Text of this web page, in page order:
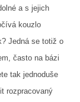
a s jejich
kouzlo
Jedná se totiž o
často na bázi
tak jednoduše
rozpracovaný